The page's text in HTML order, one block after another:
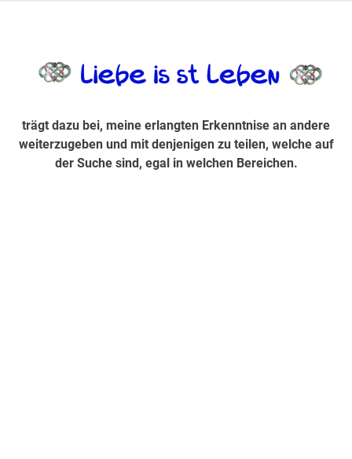
Suche sind, egal in welchen Bereichen.
trägt dazu bei, meine erlangten Erkenntnise an andere
weiterzugeben und mit denjenigen zu teilen, welche auf
der Suche sind, egal in welchen Bereichen.